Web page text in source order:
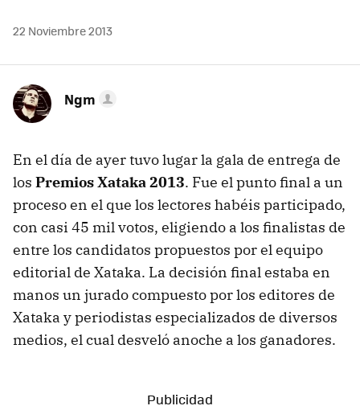
22 Noviembre 2013
Ngm
En el día de ayer tuvo lugar la gala de entrega de
los Premios Xataka 2013. Fue el punto final a un
proceso en el que los lectores habéis participado,
con casi 45 mil votos, eligiendo a los finalistas de
entre los candidatos propuestos por el equipo
editorial de Xataka. La decisión final estaba en
manos un jurado compuesto por los editores de
Xataka y periodistas especializados de diversos
medios, el cual desveló anoche a los ganadores.